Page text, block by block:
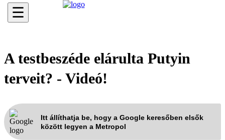
☰
A testbeszéde elárulta Putyin
terveit? - Videó!
Itt állíthatja be, hogy a Google keresőben elsők
között legyen a Metropol